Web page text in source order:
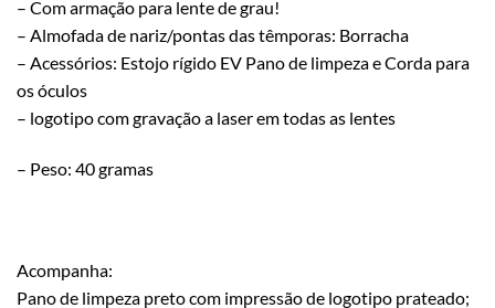
– Com armação para lente de grau!
– Almofada de nariz/pontas das têmporas: Borracha
– Acessórios: Estojo rígido EV Pano de limpeza e Corda para
os óculos
– logotipo com gravação a laser em todas as lentes
– Peso: 40 gramas
Acompanha:
Pano de limpeza preto com impressão de logotipo prateado;